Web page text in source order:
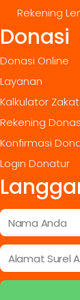
Rekening
Donasi
Donasi Online
Layanan
Kalkulator Zakat
Rekening
Konfirmasi
Login Donatur